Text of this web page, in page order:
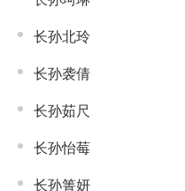
长孙北玲
长孙袭倩
长孙茹尺
长孙怡莓
长孙箐妍